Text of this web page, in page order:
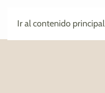
Ir al contenido principal